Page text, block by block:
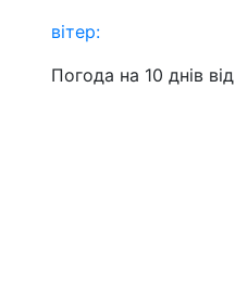
вітер:
Погода на 10 днів від